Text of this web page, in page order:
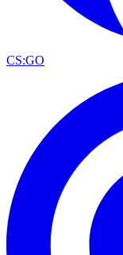
CS:GO